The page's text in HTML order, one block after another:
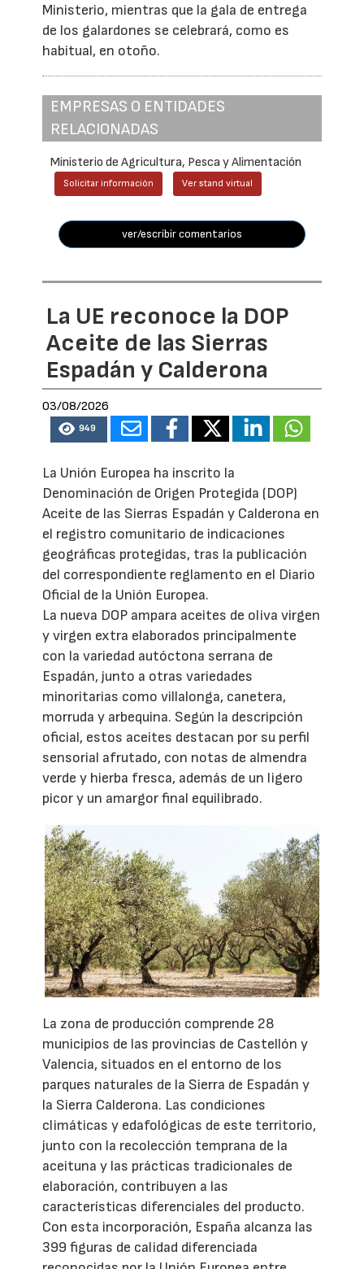
Ministerio, mientras que la gala de entrega
de los galardones se celebrará, como es
habitual, en otoño.
EMPRESAS O ENTIDADES
RELACIONADAS
Ministerio de Agricultura, Pesca y Alimentación
Solicitar información Ver stand virtual
ver/escribir comentarios
La UE reconoce la DOP
Aceite de las Sierras
Espadán y Calderona
03/08/2026
949
La Unión Europea ha inscrito la
Denominación de Origen Protegida (DOP)
Aceite de las Sierras Espadán y Calderona en
el registro comunitario de indicaciones
geográficas protegidas, tras la publicación
del correspondiente reglamento en el Diario
Oficial de la Unión Europea.
La nueva DOP ampara aceites de oliva virgen
y virgen extra elaborados principalmente
con la variedad autóctona serrana de
Espadán, junto a otras variedades
minoritarias como villalonga, canetera,
morruda y arbequina. Según la descripción
oficial, estos aceites destacan por su perfil
sensorial afrutado, con notas de almendra
verde y hierba fresca, además de un ligero
picor y un amargor final equilibrado.
La zona de producción comprende 28
municipios de las provincias de Castellón y
Valencia, situados en el entorno de los
parques naturales de la Sierra de Espadán y
la Sierra Calderona. Las condiciones
climáticas y edafológicas de este territorio,
junto con la recolección temprana de la
aceituna y las prácticas tradicionales de
elaboración, contribuyen a las
características diferenciales del producto.
Con esta incorporación, España alcanza las
399 figuras de calidad diferenciada